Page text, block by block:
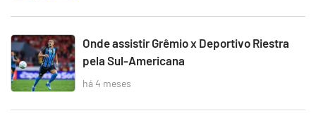
Onde assistir Grêmio x Deportivo Riestra
pela Sul-Americana
há 4 meses